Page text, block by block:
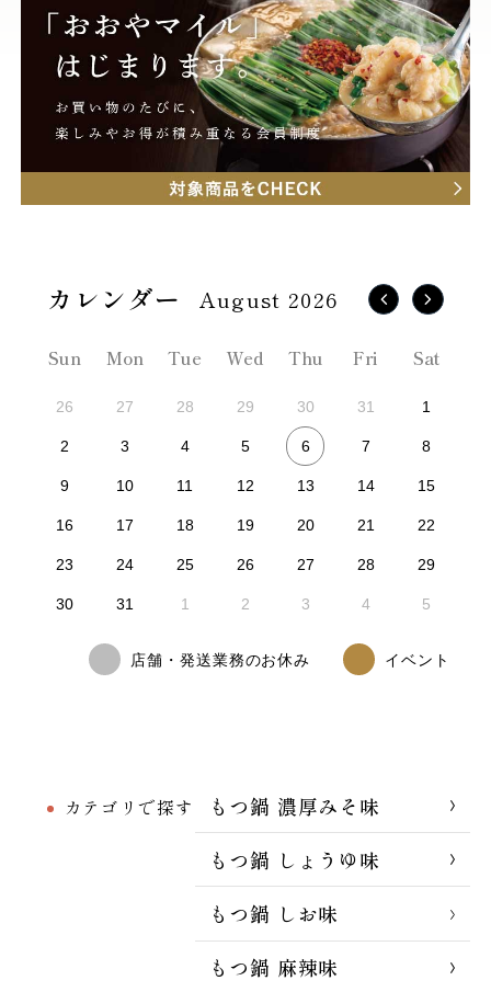
カテゴリで探す
もつ鍋 濃厚みそ味
もつ鍋 しょうゆ味
もつ鍋 しお味
もつ鍋 麻辣味
August 2026
Sun Mon Tue Wed Thu Fri Sat
26 27 28 29 30 31 1
2 3 4 5 6 7 8
9 10 11 12 13 14 15
16 17 18 19 20 21 22
23 24 25 26 27 28 29
30 31 1 2 3 4 5
店舗・発送業務のお休み イベント